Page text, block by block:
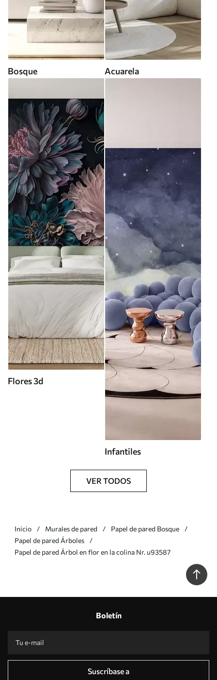
Bosque Acuarela
Flores 3d
Infantiles
VER TODOS
Inicio Murales de pared
Papel de pared Bosque
Papel de pared Árboles
Papel de pared Árbol en flor en la colina Nr. u93587
Boletín
Suscríbase a